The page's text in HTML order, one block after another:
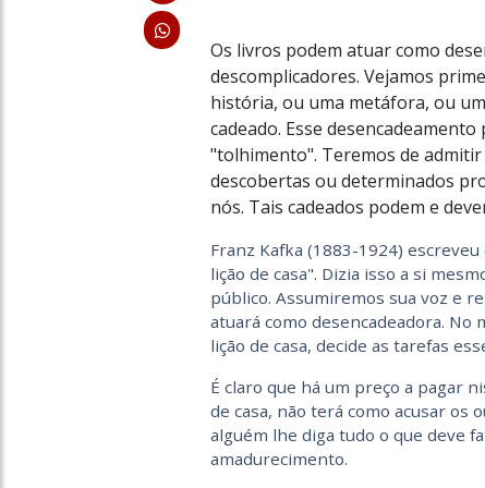
Os livros podem atuar como
descomplicadores. Vejamos
história, ou uma metáfora, ou
cadeado. Esse
"tolhimento". Teremos de
descobertas ou determinados
nós. Tais cadeados podem e
Franz Kafka (1883-1924)
lição de casa". Dizia isso a si
público. Assumiremos sua voz e
atuará como desencadeadora.
lição de casa, decide as tarefas
É claro que há um preço a pagar
de casa, não terá como acusar os
alguém lhe diga tudo o que deve
amadurecimento.